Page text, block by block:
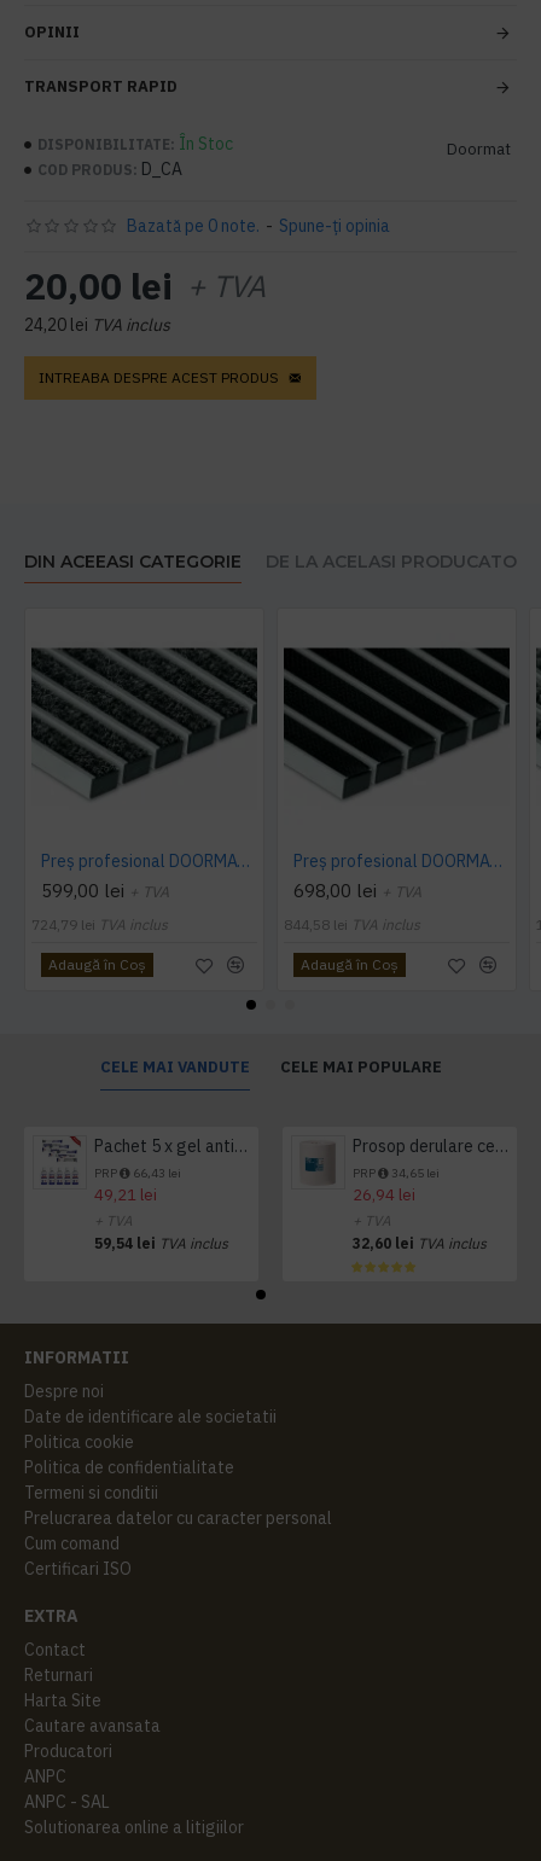
OPINII
TRANSPORT RAPID
DISPONIBILITATE: În Stoc
COD PRODUS: D_CA
Doormat
Bazată pe 0 note. - Spune-ţi opinia
20,00 lei + TVA
24,20 lei TVA inclus
INTREABA DESPRE ACEST PRODUS
DIN ACEEASI CATEGORIE DE LA ACELASI PRODUCATOR
Preș profesional DOORMAT 22 T (textil)
599,00 lei + TVA
724,79 lei TVA inclus
Adaugă în Coş
Preș profesional DOORMAT 22 R (cauciuc)
698,00 lei + TVA
844,58 lei TVA inclus
Adaugă în Coş
CELE MAI VANDUTE CELE MAI POPULARE
Pachet 5 x gel antibacterian 50ml si 3 x Servetele antibacteriene 48 buc Hygienium
PRP 66,43 lei
49,21 lei
+ TVA
59,54 lei TVA inclus
Prosop derulare centrala 1 pliu, 300 m Tork
PRP 34,65 lei
26,94 lei
+ TVA
32,60 lei TVA inclus
INFORMATII
Despre noi
Date de identificare ale societatii
Politica cookie
Politica de confidentialitate
Termeni si conditii
Prelucrarea datelor cu caracter personal
Cum comand
Certificari ISO
EXTRA
Contact
Returnari
Harta Site
Cautare avansata
Producatori
ANPC
ANPC - SAL
Solutionarea online a litigiilor